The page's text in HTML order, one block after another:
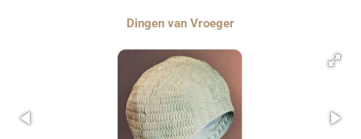
Dingen van Vroeger